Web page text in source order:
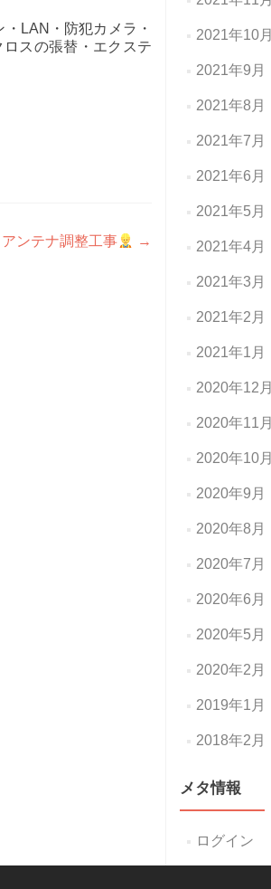
LAN・防犯カメラ・
スの張替・エクステ
アンテナ調整工事 →
2021年10月
2021年9月
2021年8月
2021年7月
2021年6月
2021年5月
2021年4月
2021年3月
2021年2月
2021年1月
2020年12月
2020年11月
2020年10月
2020年9月
2020年8月
2020年7月
2020年6月
2020年5月
2020年2月
2019年1月
2018年2月
メタ情報
ログイン